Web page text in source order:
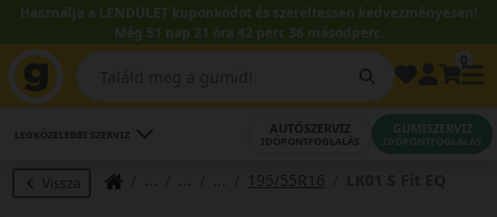
Használja a LENDÜLET kuponkódot és szereltessen kedvezményesen!
Még 51 nap 21 óra 42 perc 35 másodperc.
LEGKÖZELEBBI SZERVIZ AUTÓSZERVIZ
IDŐPONTFOGLALÁS
GUMISZERVIZ
IDŐPONTFOGLALÁS
Vissza 195/55R16